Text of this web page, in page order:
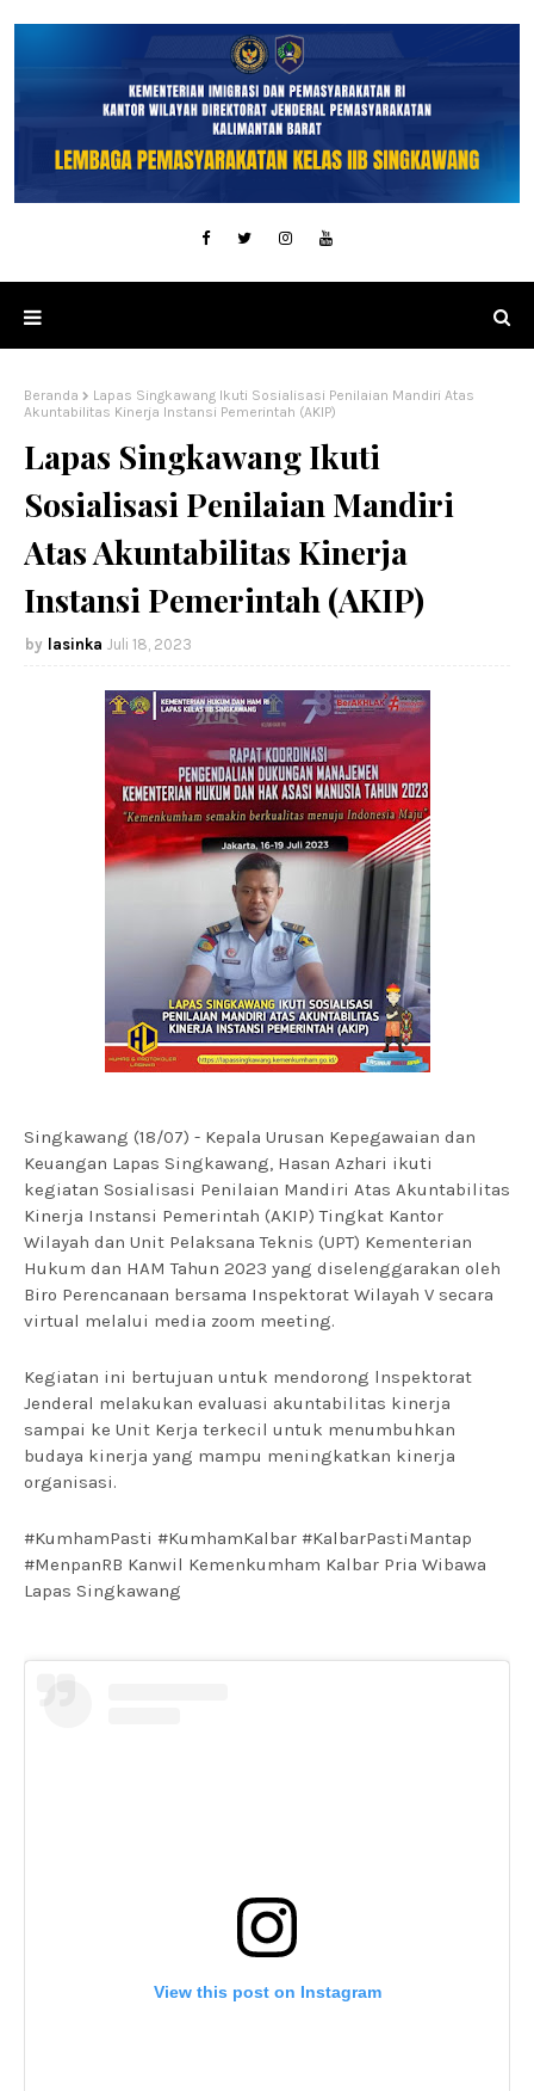
Beranda
Lapas Singkawang Ikuti Sosialisasi Penilaian Mandiri Atas
Akuntabilitas Kinerja Instansi Pemerintah (AKIP)
Lapas Singkawang Ikuti
Sosialisasi Penilaian Mandiri
Atas Akuntabilitas Kinerja
Instansi Pemerintah (AKIP)
lasinka Juli 18, 2023
Singkawang (18/07) - Kepala Urusan Kepegawaian dan
Keuangan Lapas Singkawang, Hasan Azhari ikuti
kegiatan Sosialisasi Penilaian Mandiri Atas Akuntabilitas
Kinerja Instansi Pemerintah (AKIP) Tingkat Kantor
Wilayah dan Unit Pelaksana Teknis (UPT) Kementerian
Hukum dan HAM Tahun 2023 yang diselenggarakan oleh
Biro Perencanaan bersama Inspektorat Wilayah V secara
virtual melalui media zoom meeting.
Kegiatan ini bertujuan untuk mendorong lnspektorat
Jenderal melakukan evaluasi akuntabilitas kinerja
sampai ke Unit Kerja terkecil untuk menumbuhkan
budaya kinerja yang mampu meningkatkan kinerja
organisasi.
#KumhamPasti #KumhamKalbar #KalbarPastiMantap
#MenpanRB Kanwil Kemenkumham Kalbar Pria Wibawa
Lapas Singkawang
View this post on Instagram